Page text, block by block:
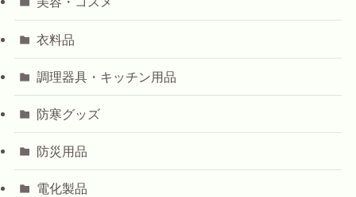
衣料品
調理器具・キッチン用品
防寒グッズ
防災用品
電化製品